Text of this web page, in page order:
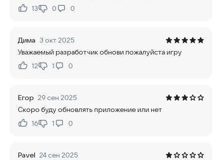
Нравится:
13Не нравится:
0 0
Дима 3 окт 2025
Уважаемый разработчик обнови пожалуйста игру
Нравится:
12Не нравится:
1 0
Егор 29 сен 2025
Скоро буду обновлять приложение или нет
Нравится:
16Не нравится:
1 0
Pavel 24 сен 2025